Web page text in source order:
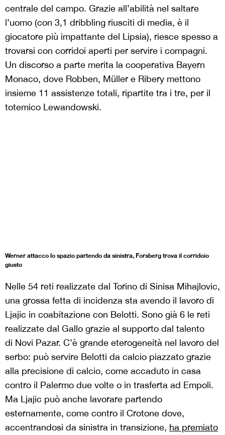
centrale del campo. Grazie all’abilità nel saltare
l’uomo (con 3,1 dribbling riusciti di media, è il
giocatore più impattante del Lipsia), riesce spesso a
trovarsi con corridoi aperti per servire i compagni.
Un discorso a parte merita la cooperativa Bayern
Monaco, dove Robben, Müller e Ribery mettono
insieme 11 assistenze totali, ripartite tra i tre, per il
totemico Lewandowski.
Werner attacco lo spazio partendo da sinistra, Forsberg trova il corridoio
giusto
Nelle 54 reti realizzate dal Torino di Sinisa Mihajlovic,
una grossa fetta di incidenza sta avendo il lavoro di
Ljajic in coabitazione con Belotti. Sono già 6 le reti
realizzate dal Gallo grazie al supporto dal talento
di Novi Pazar. C’è grande eterogeneità nel lavoro del
serbo: può servire Belotti da calcio piazzato grazie
alla precisione di calcio, come accaduto in casa
contro il Palermo due volte o in trasferta ad Empoli.
Ma Ljajic può anche lavorare partendo
esternamente, come contro il Crotone dove,
accentrandosi da sinistra in transizione, ha premiato